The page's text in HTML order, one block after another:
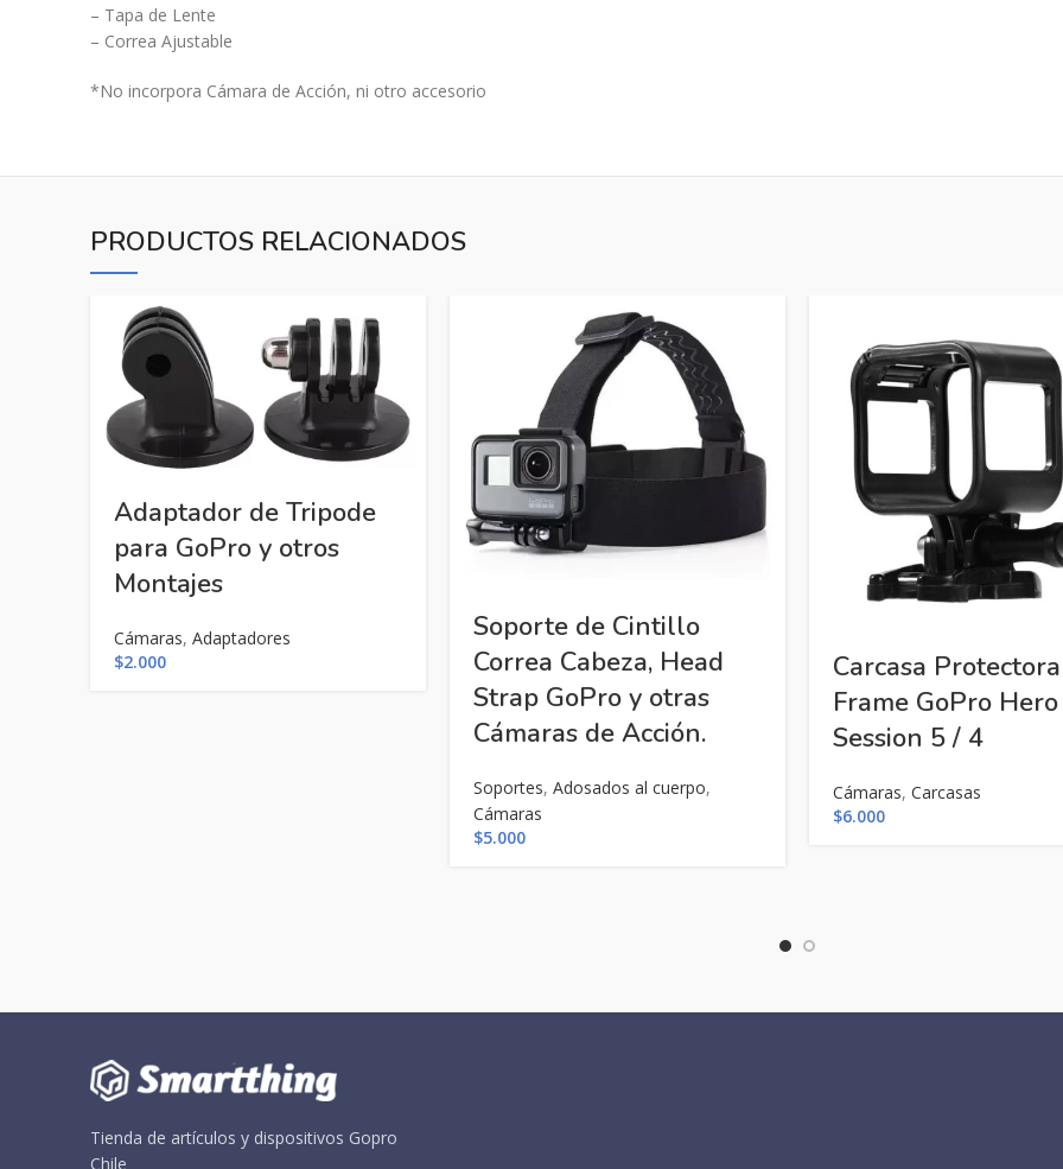
– Tapa de Lente
– Correa Ajustable
*No incorpora Cámara de Acción, ni otro accesorio
PRODUCTOS RELACIONADOS
Adaptador de Tripode
para GoPro y otros
Montajes
Cámaras, Adaptadores
$2.000
Soporte de Cintillo
Correa Cabeza, Head
Strap GoPro y otras
Cámaras de Acción.
Soportes, Adosados al cuerpo,
Cámaras
$5.000
Carcasa Protectora
Frame GoPro Hero
Session 5 / 4
Cámaras, Carcasas
$6.000
Tienda de artículos y dispositivos Gopro
Chile